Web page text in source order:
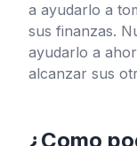
a ayudarlo a
sus finanzas.
ayudarlo a
alcanzar sus
¿Como